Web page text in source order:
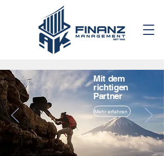
Mit dem
richtigen
Partner
Mehr erfahren